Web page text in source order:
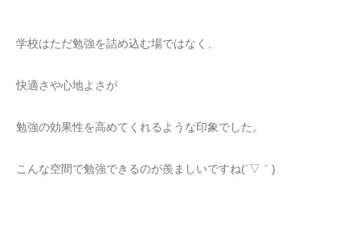
学校はただ勉強を詰め込む場ではなく、
快適さや心地よさが
勉強の効果性を高めてくれるような印象でした。
こんな空間で勉強できるのが羨ましいですね(´▽｀)